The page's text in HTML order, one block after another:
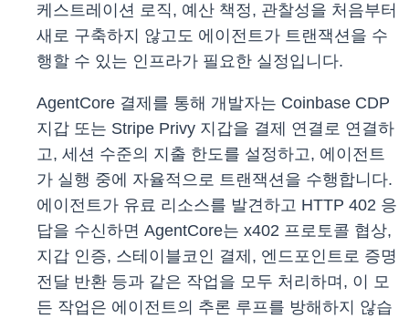
케스트레이션 로직, 예산 책정, 관찰성을 처음부터
새로 구축하지 않고도 에이전트가 트랜잭션을 수
행할 수 있는 인프라가 필요한 실정입니다.
AgentCore 결제를 통해 개발자는 Coinbase CDP
지갑 또는 Stripe Privy 지갑을 결제 연결로 연결하
고, 세션 수준의 지출 한도를 설정하고, 에이전트
가 실행 중에 자율적으로 트랜잭션을 수행합니다.
에이전트가 유료 리소스를 발견하고 HTTP 402 응
답을 수신하면 AgentCore는 x402 프로토콜 협상,
지갑 인증, 스테이블코인 결제, 엔드포인트로 증명
전달 반환 등과 같은 작업을 모두 처리하며, 이 모
든 작업은 에이전트의 추론 루프를 방해하지 않습